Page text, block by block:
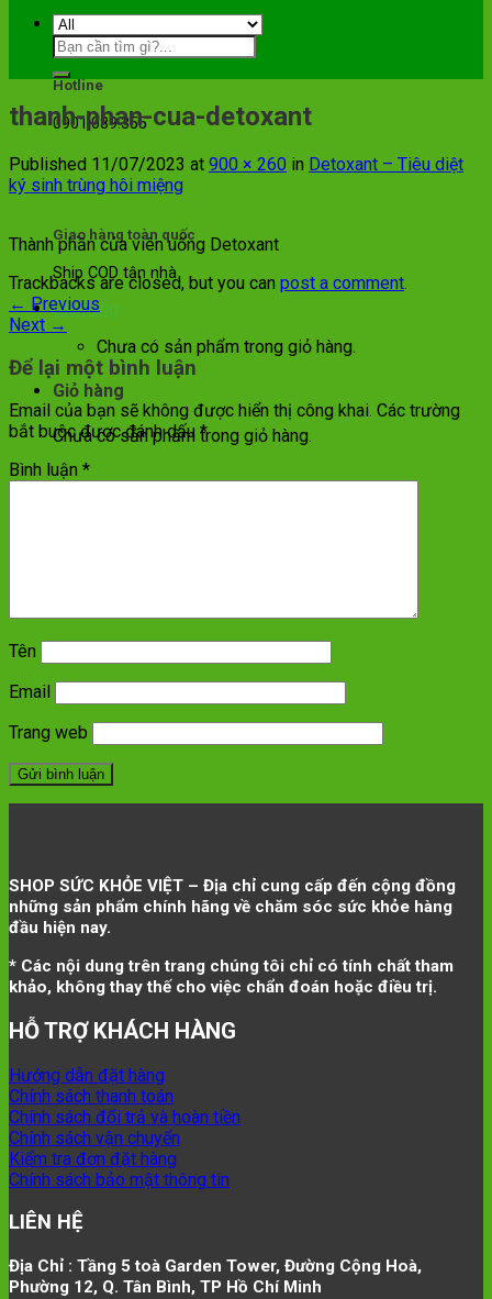
Hotline
0901.089.355
Giao hàng toàn quốc
Ship COD tận nhà
Giỏ hàng
Chưa có sản phẩm trong giỏ hàng.
Giỏ hàng
Chưa có sản phẩm trong giỏ hàng.
thanh-phan-cua-detoxant
Published 11/07/2023 at 900 × 260 in Detoxant – Tiêu diệt
ký sinh trùng hôi miệng
Thành phần của viên uống Detoxant
Trackbacks are closed, but you can post a comment.
← Previous
Next →
Để lại một bình luận
Email của bạn sẽ không được hiển thị công khai. Các trường
bắt buộc được đánh dấu *
Bình luận *
Tên
Email
Trang web
SHOP SỨC KHỎE VIỆT – Địa chỉ cung cấp đến cộng đồng
những sản phẩm chính hãng về chăm sóc sức khỏe hàng
đầu hiện nay.
* Các nội dung trên trang chúng tôi chỉ có tính chất tham
khảo, không thay thế cho việc chẩn đoán hoặc điều trị.
HỖ TRỢ KHÁCH HÀNG
Hướng dẫn đặt hàng
Chính sách thanh toán
Chính sách đổi trả và hoàn tiền
Chính sách vận chuyển
Kiểm tra đơn đặt hàng
Chính sách bảo mật thông tin
LIÊN HỆ
Địa Chỉ : Tầng 5 toà Garden Tower, Đường Cộng Hoà,
Phường 12, Q. Tân Bình, TP Hồ Chí Minh